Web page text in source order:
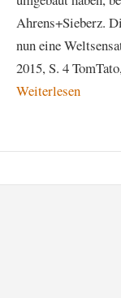
Ahrens+Sieberz.
nun eine
2015, S. 4
Weiterlesen